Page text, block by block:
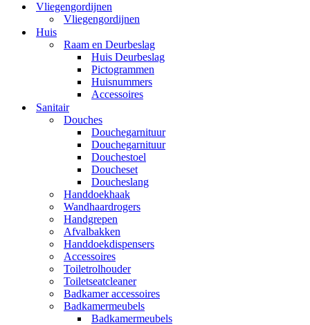
Vliegengordijnen
Vliegengordijnen
Huis
Raam en Deurbeslag
Huis Deurbeslag
Pictogrammen
Huisnummers
Accessoires
Sanitair
Douches
Douchegarnituur
Douchegarnituur
Douchestoel
Doucheset
Doucheslang
Handdoekhaak
Wandhaardrogers
Handgrepen
Afvalbakken
Handdoekdispensers
Accessoires
Toiletrolhouder
Toiletseatcleaner
Badkamer accessoires
Badkamermeubels
Badkamermeubels